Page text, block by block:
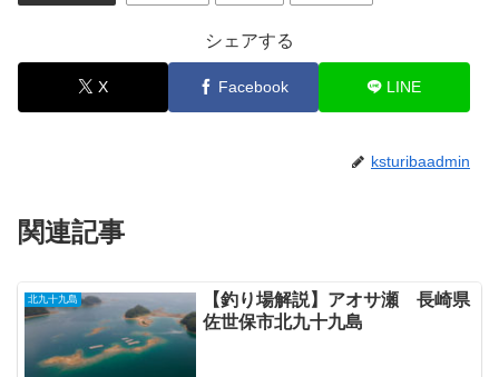
シェアする
X Facebook LINE
ksturibaadmin
関連記事
北九十九島
【釣り場解説】アオサ瀬 長崎県
佐世保市北九十九島